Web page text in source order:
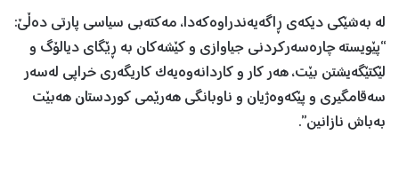
لە بەشێکی دیکەی ڕاگەیەندراوەکەدا، مەکتەبی سیاسی پارتی دەڵێ:
“پێویستە چارەسەرکردنی جیاوازی و کێشەکان بە ڕێگای دیالۆگ و
لێکتێگەیشتن بێت، هەر کار و کاردانەوەیەک کاریگەری خراپی لەسەر
سەقامگیری و پێکەوەژیان و ناوبانگی هەرێمی کوردستان هەبێت
بەباش نازانین”.